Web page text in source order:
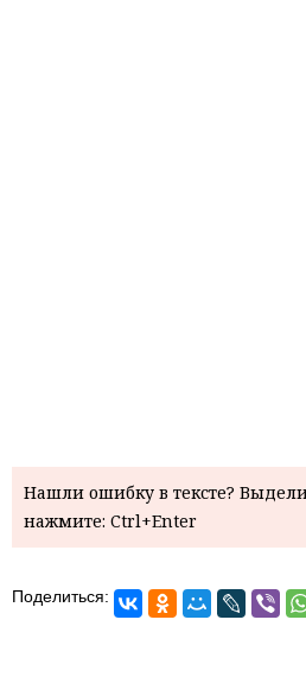
Нашли ошибку в тексте?
нажмите: Ctrl+Enter
Поделиться: